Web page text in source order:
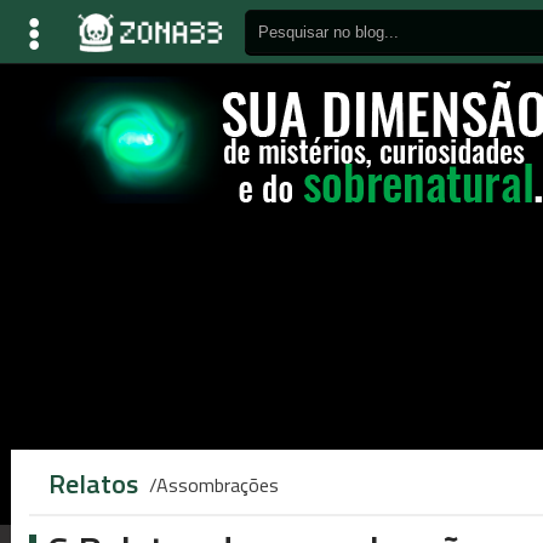
Relatos Assombrações